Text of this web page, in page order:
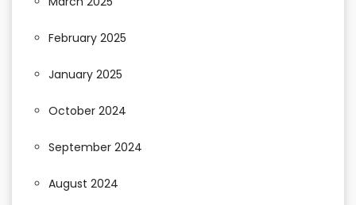
February 2025
January 2025
October 2024
September 2024
August 2024